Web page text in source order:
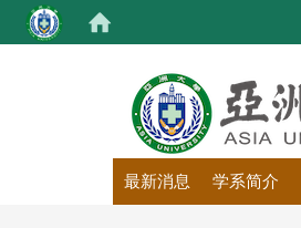
最新消息 学系简介